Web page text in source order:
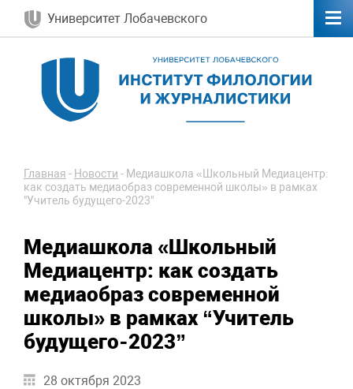
Университет Лобачевского
Главная - Новости - Медиашкола «Школьный Медиацентр:
как создать медиаобраз современной школы» в рамках
"Учитель будущего-2023"
Медиашкола «Школьный
Медиацентр: как создать
медиаобраз современной
школы» в рамках “Учитель
будущего-2023”
28 октября 2023